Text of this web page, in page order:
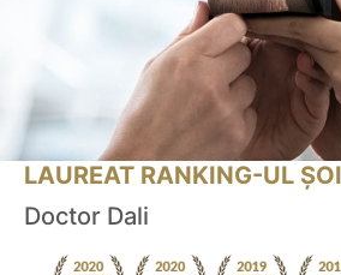
LAUREAT RANKING-UL
Doctor Dali